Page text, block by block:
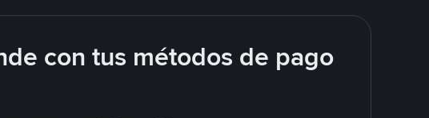
con tus métodos de pago